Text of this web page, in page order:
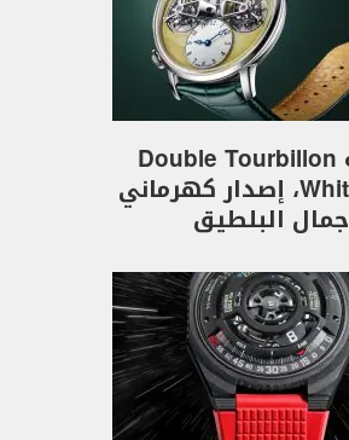
ساعة Double Tourbillon
White Gold، إصدار كهرماني
جمال البلطيق